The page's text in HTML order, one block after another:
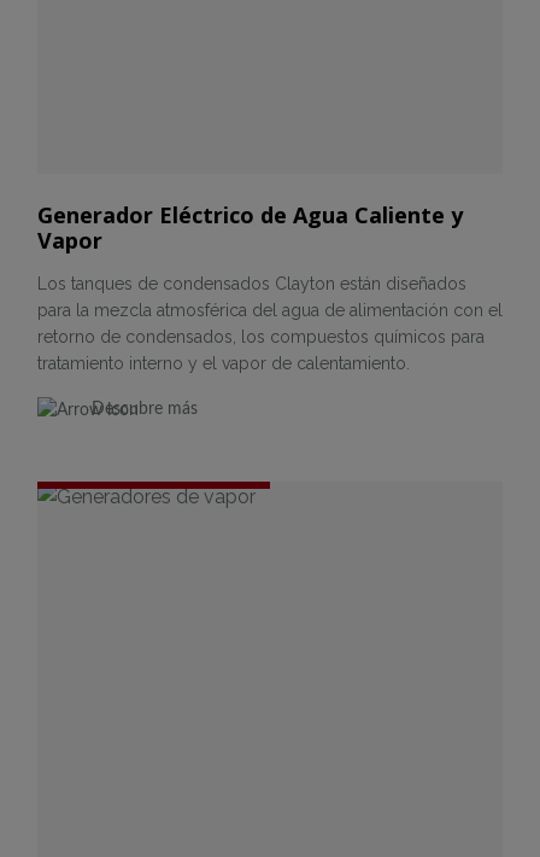
Generador Eléctrico de Agua Caliente y
Vapor
Los tanques de condensados Clayton están diseñados
para la mezcla atmosférica del agua de alimentación con el
retorno de condensados, los compuestos químicos para
tratamiento interno y el vapor de calentamiento.
Descubre más